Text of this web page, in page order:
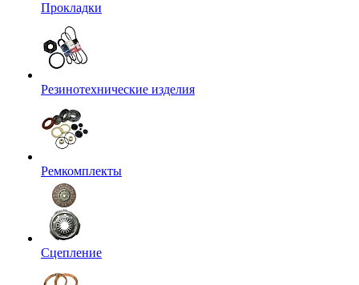
Прокладки
Резинотехнические изделия
Ремкомплекты
Сцепление